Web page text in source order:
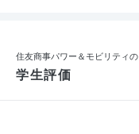
住友商事パワー＆モビリティの
学生評価